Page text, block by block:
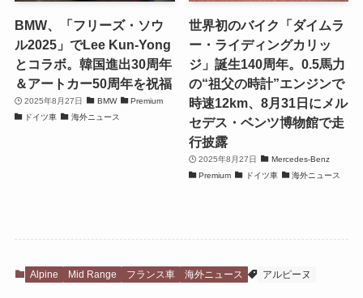
BMW、「フリーズ・ソウ
ル2025」でLee Kun-Yong
とコラボ。韓国進出30周年
＆アートカー50周年を祝福
2025年8月27日 BMW
Premium
ドイツ車
海外ニュース
世界初のバイク「ダイムラ
ー・ライディングカリッ
ジ」誕生140周年。0.5馬力
の“祖父の時計”エンジンで
時速12km、8月31日にメル
セデス・ベンツ博物館で走
行披露
2025年8月27日
Mercedes-Benz
Premium
ドイツ車 海外ニュース
Alpine Mid Range フランス車 海外ニュース アルピーヌ